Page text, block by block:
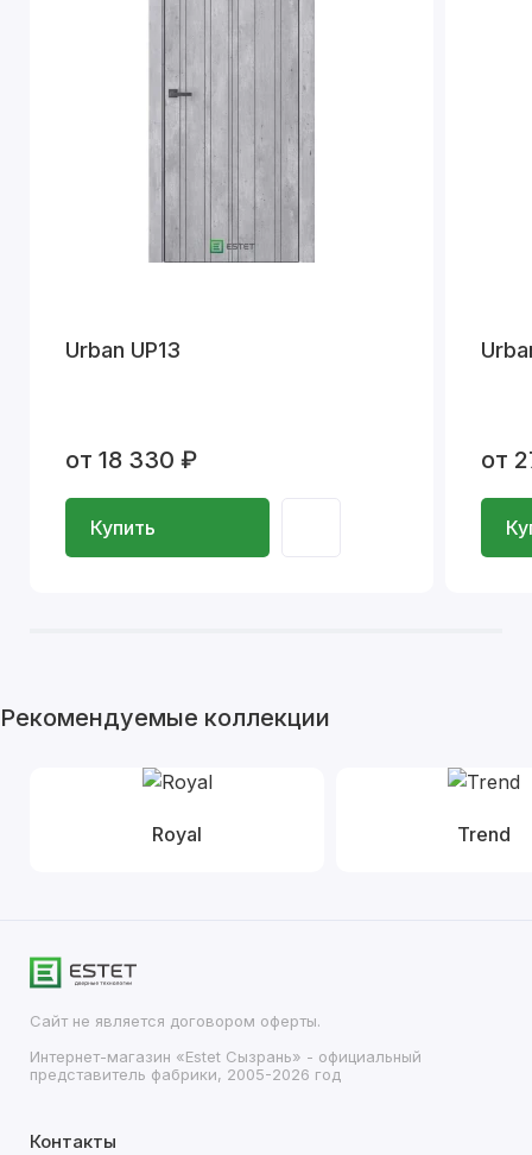
Urban UP13
от 18 330 ₽
Купить
от
Рекомендуемые коллекции
Royal Trend
Сайт не является договором оферты.
Интернет-магазин «Estet Сызрань» - официальный
представитель фабрики, 2005-2026 год
Контакты